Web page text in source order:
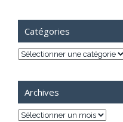
Catégories
Catégories
Archives
Archives